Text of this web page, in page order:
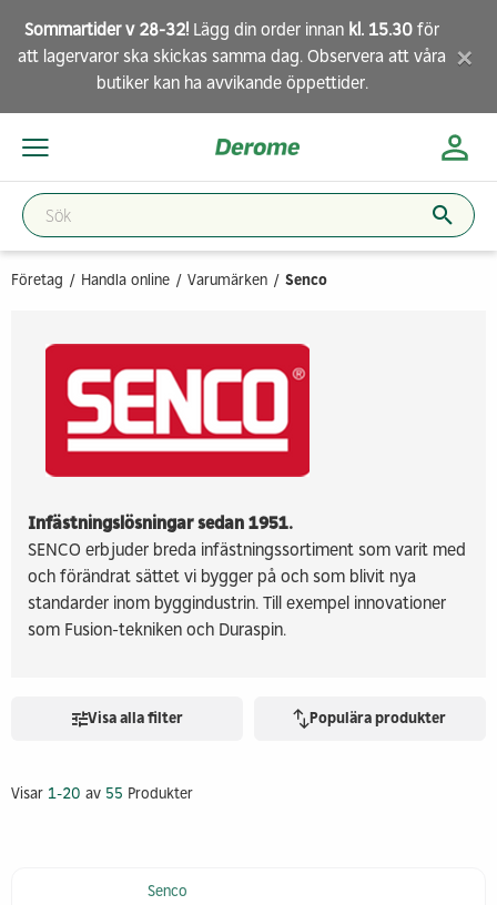
Sommartider v 28-32! Lägg din order innan kl. 15.30 för
att lagervaror ska skickas samma dag. Observera att våra
butikerkan ha avvikande öppettider. ×
Företag Handla online Varumärken Senco
Infästningslösningar sedan 1951.
SENCO erbjuder breda infästningssortiment som varit med
och förändrat sättet vi bygger på och som blivit nya
standarder inom byggindustrin. Till exempel innovationer
som Fusion-tekniken och Duraspin.
Visa alla filter Populära produkter
Visar 1-20 av 55 Produkter
Senco